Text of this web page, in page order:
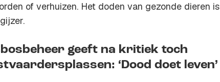
of verhuizen. Het doden van gezonde dieren is
geeft na kritiek toch
‘Dood doet leven’